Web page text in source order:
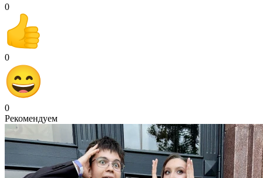
0
0
0
Рекомендуем